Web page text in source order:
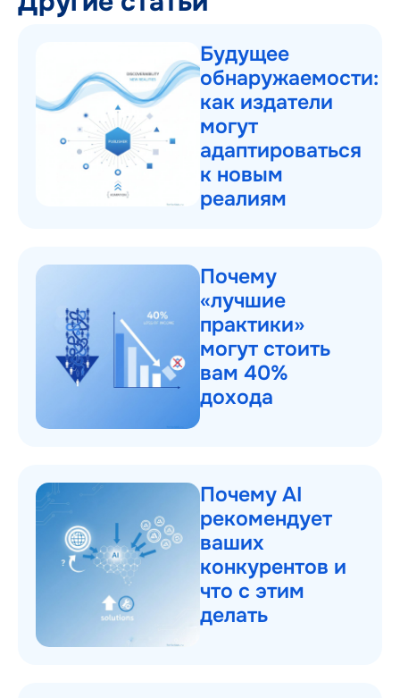
Будущее
обнаружаемости:
как издатели
могут
адаптироваться
к новым
реалиям
Почему
«лучшие
практики»
могут стоить
вам 40%
дохода
Почему AI
рекомендует
ваших
конкурентов и
что с этим
делать